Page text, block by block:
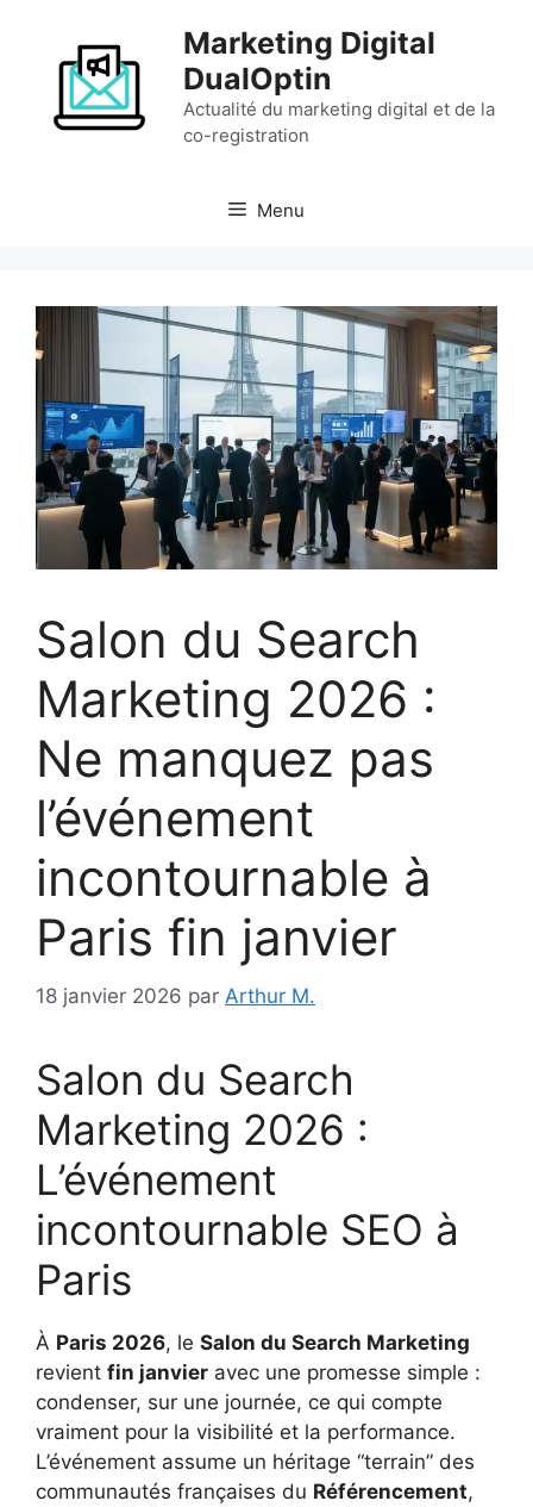
contenu
Marketing Digital
DualOptin
Actualité du marketing digital et de la
co-registration
Menu
Salon du Search
Marketing 2026 :
Ne manquez pas
l’événement
incontournable à
Paris fin janvier
18 janvier 2026 par Arthur M.
Salon du Search
Marketing 2026 :
L’événement
incontournable SEO à
Paris
À Paris 2026, le Salon du Search Marketing
revient fin janvier avec une promesse simple :
condenser, sur une journée, ce qui compte
vraiment pour la visibilité et la performance.
L’événement assume un héritage “terrain” des
communautés françaises du Référencement,